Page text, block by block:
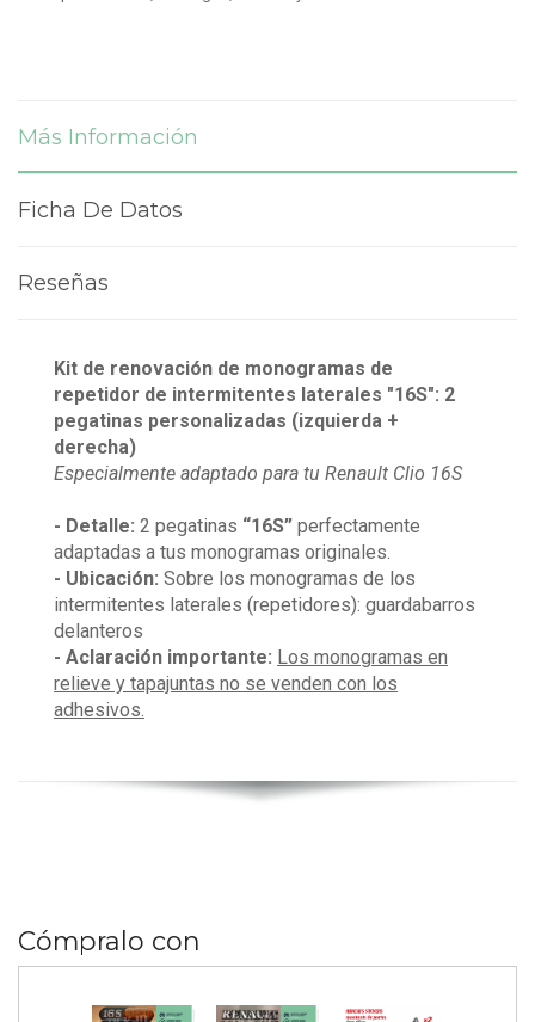
Más Información
Ficha De Datos
Reseñas
Kit de renovación de monogramas de
repetidor de intermitentes laterales "16S": 2
pegatinas personalizadas (izquierda +
derecha)
Especialmente adaptado para tu Renault Clio 16S
- Detalle: 2 pegatinas “16S” perfectamente
adaptadas a tus monogramas originales.
- Ubicación: Sobre los monogramas de los
intermitentes laterales (repetidores): guardabarros
delanteros
- Aclaración importante: Los monogramas en
relieve y tapajuntas no se venden con los
adhesivos.
Cómpralo con